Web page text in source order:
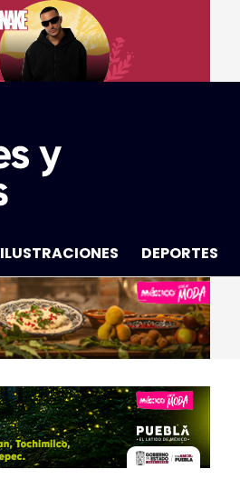
ILUSTRACIONES DEPORTES